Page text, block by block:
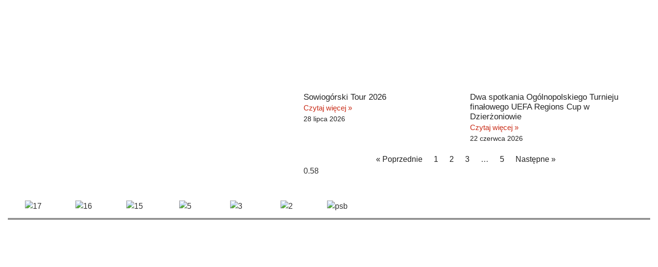
Sowiogórski Tour 2026
Czytaj więcej »
28 lipca 2026
Dwa spotkania Ogólnopolskiego Turnieju
finałowego UEFA Regions Cup w
Dzierżoniowie
Czytaj więcej »
22 czerwca 2026
« Poprzednie 1 2 3 … 5 Następne »